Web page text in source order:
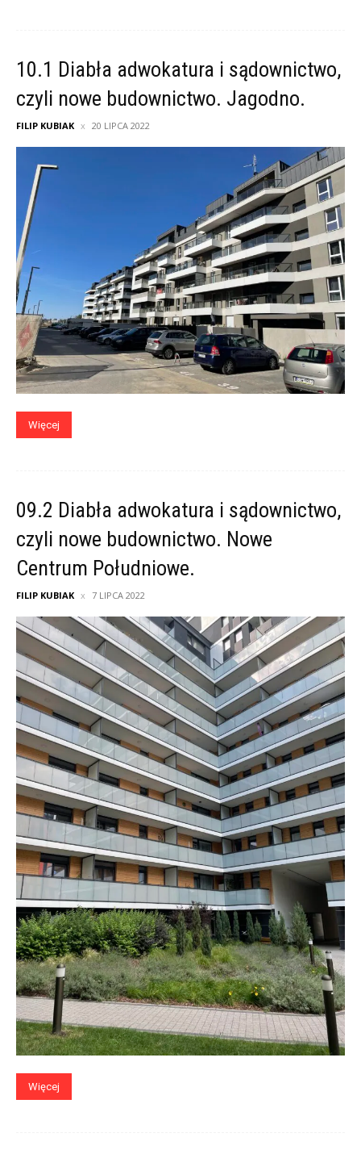
10.1 Diabła adwokatura i sądownictwo,
czyli nowe budownictwo. Jagodno.
FILIP KUBIAK 20 LIPCA 2022
Więcej
09.2 Diabła adwokatura i sądownictwo,
czyli nowe budownictwo. Nowe
Centrum Południowe.
FILIP KUBIAK 7 LIPCA 2022
Więcej